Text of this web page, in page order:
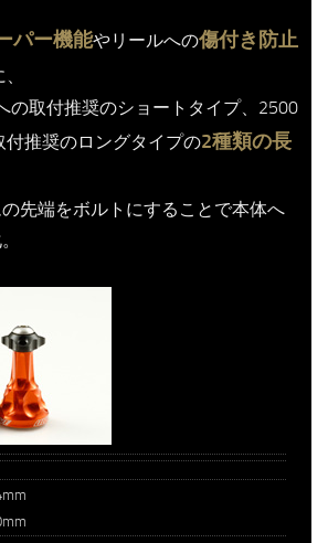
パー機能やリールへの傷付き防止
の取付推奨のショートタイプ、2500
推奨のロングタイプの2種類の長
先端をボルトにすることで本体へ